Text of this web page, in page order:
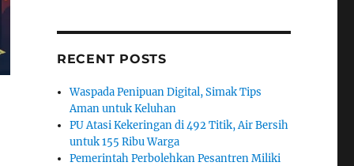
RECENT POSTS
Waspada Penipuan Digital, Simak Tips
Aman untuk Keluhan
PU Atasi Kekeringan di 492 Titik, Air Bersih
untuk 155 Ribu Warga
Pemerintah Perbolehkan Pesantren Miliki